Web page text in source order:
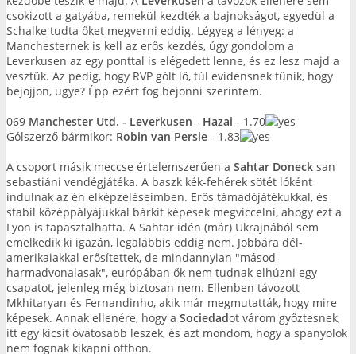
csokizott a gatyába, remekül kezdték a bajnokságot, egyedül a
Schalke tudta őket megverni eddig. Légyeg a lényeg: a
Manchesternek is kell az erős kezdés, úgy gondolom a
Leverkusen az egy ponttal is elégedett lenne, és ez lesz majd a
vesztük. Az pedig, hogy RVP gólt lő, túl evidensnek tűnik, hogy
bejöjjön, ugye? Épp ezért fog bejönni szerintem.
069 Manchester Utd. - Leverkusen - Hazai - 1.70
Gólszerző bármikor: Robin van Persie - 1.83
A csoport másik meccse értelemszerűen a Sahtar Doneck san
sebastiáni vendégjátéka. A baszk kék-fehérek sötét lóként
indulnak az én elképzeléseimben. Erős támadójátékukkal, és
stabil középpályájukkal bárkit képesek megviccelni, ahogy ezt a
Lyon is tapasztalhatta. A Sahtar idén (már) Ukrajnából sem
emelkedik ki igazán, legalábbis eddig nem. Jobbára dél-
amerikaiakkal erősítettek, de mindannyian "másod-
harmadvonalasak", európában ők nem tudnak elhúzni egy
csapatot, jelenleg még biztosan nem. Ellenben távozott
Mkhitaryan és Fernandinho, akik már megmutatták, hogy mire
képesek. Annak ellenére, hogy a Sociedadot várom győztesnek,
itt egy kicsit óvatosabb leszek, és azt mondom, hogy a spanyolok
nem fognak kikapni otthon.